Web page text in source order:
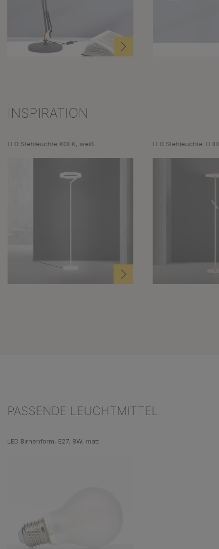
Produktgalerie überspringen
INSPIRATION
LED Stehleuchte KOLK, weiß LED Stehleuchte
PASSENDE LEUCHTMITTEL
LED Birnenform, E27, 8W, matt